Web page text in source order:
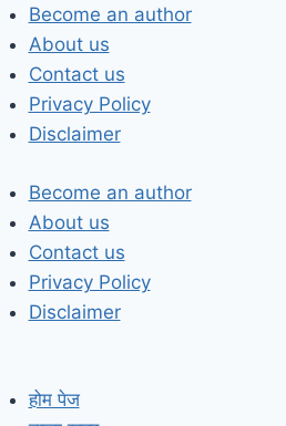
Skip
to
content
Become an author
About us
Contact us
Privacy Policy
Disclaimer
Become an author
About us
Contact us
Privacy Policy
Disclaimer
होम पेज